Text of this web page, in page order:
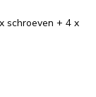
schroeven + 4 x